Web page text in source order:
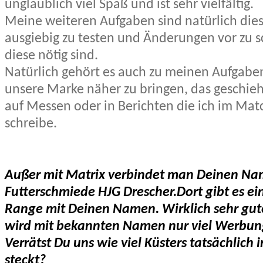
unglaublich viel Spaß und ist sehr vielfältig.
Meine weiteren Aufgaben sind natürlich
ausgiebig zu testen und Änderungen vor zu
diese nötig sind.
Natürlich gehört es auch zu meinen
unsere Marke näher zu bringen, das
auf Messen oder in Berichten die ich im
schreibe.
Außer mit Matrix verbindet man Deinen
Futterschmiede HJG Drescher.Dort gibt es
Range mit Deinen Namen. Wirklich sehr
wird mit bekannten Namen nur viel
Verrätst Du uns wie viel Küsters tatsächlich